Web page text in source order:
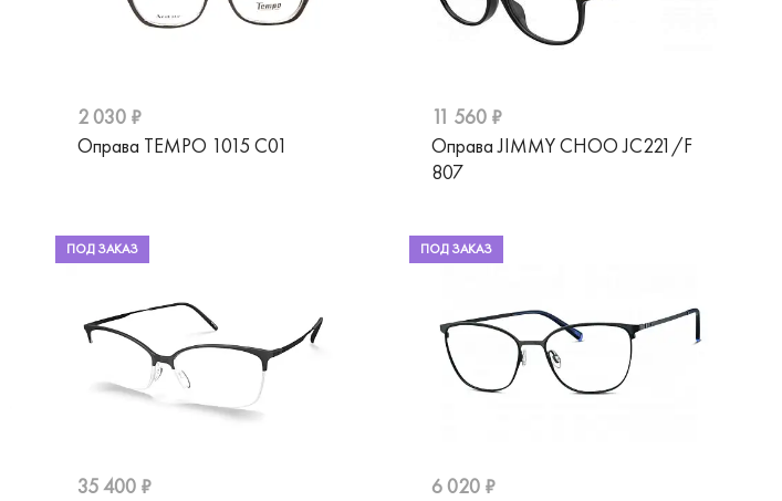
2 030 ₽
Оправа TEMPO 1015 C01
11 560 ₽
Оправа JIMMY CHOO JC221/F
807
ПОД ЗАКАЗ
35 400 ₽
ПОД ЗАКАЗ
6 020 ₽